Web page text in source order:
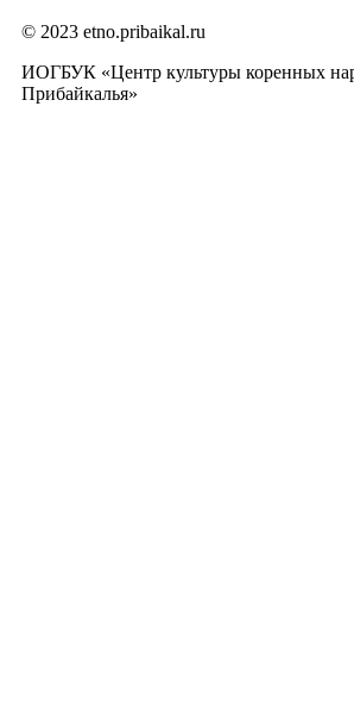
© 2023 etno.pribaikal.ru
ИОГБУК «Центр культуры коренных
Прибайкалья»